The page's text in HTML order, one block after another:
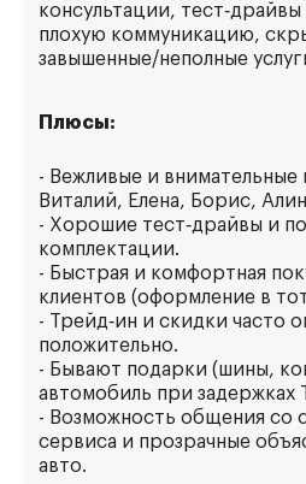
консультации,
плохую коммуникацию,
завышенные/неполные
Плюсы:
- Вежливые и
Виталий, Елена, Борис,
- Хорошие тест‑драйвы и
комплектации.
- Быстрая и комфортная
клиентов (оформление в
- Трейд‑ин и скидки часто
положительно.
- Бывают подарки (шины,
автомобиль при задержках
- Возможность общения со
сервиса и прозрачные
авто.